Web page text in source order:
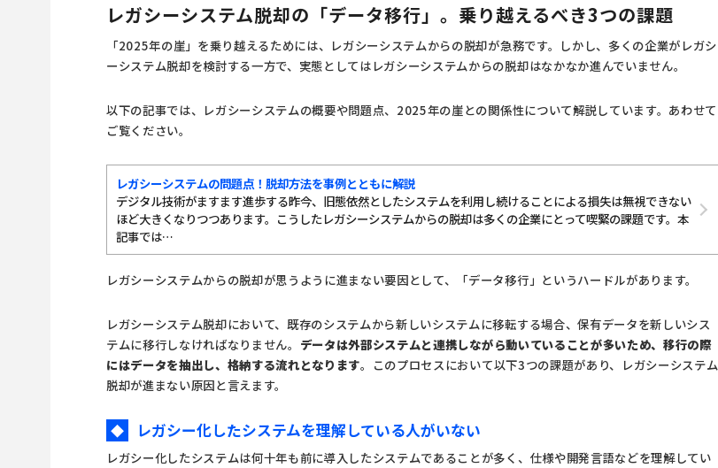
レガシーシステム脱却の「データ移行」。乗り越えるべき3つの課題
「2025年の崖」を乗り越えるためには、レガシーシステムからの脱却が急務です。しかし、多くの企業がレガシ
ーシステム脱却を検討する一方で、実態としてはレガシーシステムからの脱却はなかなか進んでいません。
以下の記事では、レガシーシステムの概要や問題点、2025年の崖との関係性について解説しています。あわせて
ご覧ください。
レガシーシステムの問題点！脱却方法を事例とともに解説
デジタル技術がますます進歩する昨今、旧態依然としたシステムを利用し続けることによる損失は無視できない
ほど大きくなりつつあります。こうしたレガシーシステムからの脱却は多くの企業にとって喫緊の課題です。本
記事では…
レガシーシステムからの脱却が思うように進まない要因として、「データ移行」というハードルがあります。
レガシーシステム脱却において、既存のシステムから新しいシステムに移転する場合、保有データを新しいシス
テムに移行しなければなりません。 データは外部システムと連携しながら動いていることが多いため、移行の際
にはデータを抽出し、格納する流れとなります。このプロセスにおいて以下3つの課題があり、レガシーシステム
脱却が進まない原因と言えます。
◆ レガシー化したシステムを理解している人がいない
レガシー化したシステムは何十年も前に導入したシステムであることが多く、仕様や開発言語などを理解してい